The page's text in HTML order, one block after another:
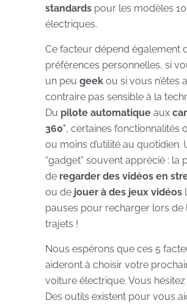
standards pour les modèles
électriques.
Ce facteur dépend également
préférences personnelles, si
un peu geek ou si vous n’êtes
contraire pas sensible à la
Du pilote automatique aux
360°, certaines fonctionnalités
ou moins d’utilité au quotidien.
“gadget” souvent apprécié : la
de regarder des vidéos en
ou de jouer à des jeux vidéos
pauses pour recharger lors de
trajets !
Nous espérons que ces 5
aideront à choisir votre
voiture électrique. Vous
Des outils existent pour vous